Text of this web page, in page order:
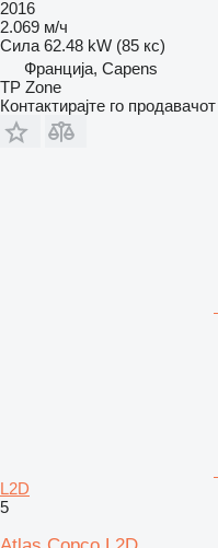
2016
2.069 м/ч
Сила 62.48 kW (85 кс)
Франција, Capens
TP Zone
Контактирајте го продавачот
L2D
5